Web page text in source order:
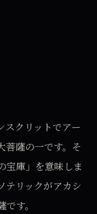
スクリットでアー
菩薩の一です。そ
宝庫」を意味しま
リックがアカシ
す。